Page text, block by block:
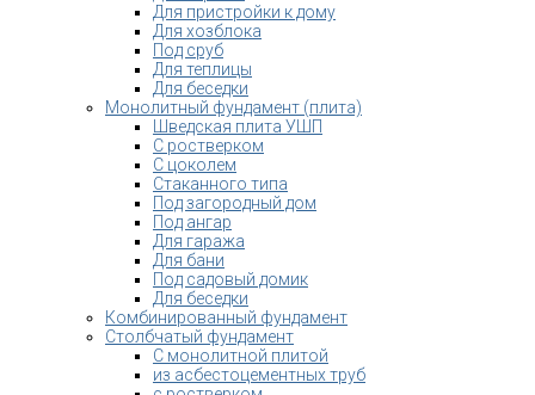
Для пристройки к дому
Для хозблока
Под сруб
Для теплицы
Для беседки
Монолитный фундамент (плита)
Шведская плита УШП
С ростверком
С цоколем
Стаканного типа
Под загородный дом
Под ангар
Для гаража
Для бани
Под садовый домик
Для беседки
Комбинированный фундамент
Столбчатый фундамент
С монолитной плитой
из асбестоцементных труб